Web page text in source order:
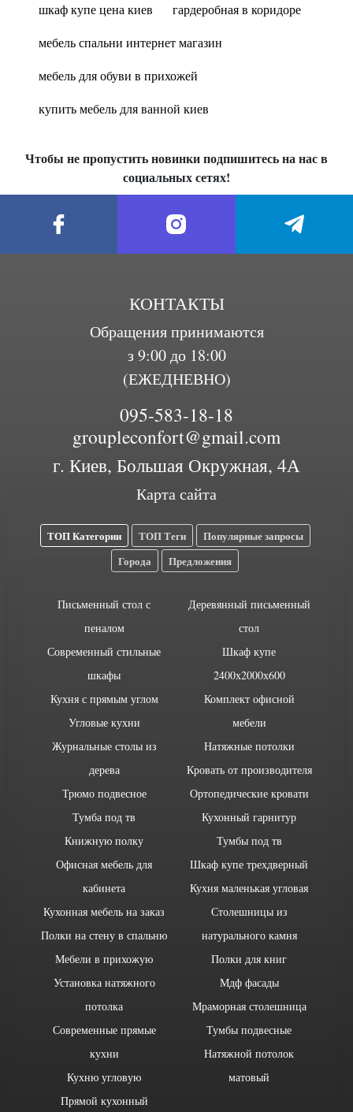
шкаф купе цена киев
гардеробная в коридоре
мебель спальни интернет магазин
мебель для обуви в прихожей
купить мебель для ванной киев
Чтобы не пропустить новинки подпишитесь на нас в
социальных сетях!
КОНТАКТЫ
Обращения принимаются
з 9:00 до 18:00
(ЕЖЕДНЕВНО)
095-583-18-18
groupleconfort@gmail.com
г. Киев, Большая Окружная, 4А
Карта сайта
ТОП Категории ТОП Теги
Популярные запросы
Города
Предложения
Письменный стол с
пеналом
Современный стильные
шкафы
Кухня с прямым углом
Угловые кухни
Журнальные столы из
дерева
Трюмо подвесное
Тумба под тв
Книжную полку
Деревянный письменный
стол
Шкаф купе
2400х2000х600
Комплект офисной
мебели
Натяжные потолки
Кровать от производителя
Ортопедические кровати
Кухонный гарнитур
Тумбы под тв
Офисная мебель для
кабинета
Кухонная мебель на заказ
Полки на стену в спальню
Мебели в прихожую
Установка натяжного
потолка
Современные прямые
кухни
Кухню угловую
Прямой кухонный
Шкаф купе трехдверный
Кухня маленькая угловая
Столешницы из
натурального камня
Полки для книг
Мдф фасады
Мраморная столешница
Тумбы подвесные
Натяжной потолок
матовый